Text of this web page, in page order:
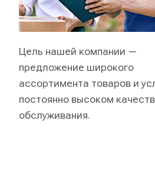
Цель нашей компании —
предложение широкого
ассортимента товаров и
постоянно высоком
обслуживания.